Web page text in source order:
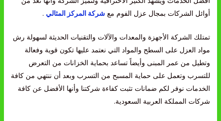
أوائل الشركات بمجال عزل الفوم مع شركة المركز المثالي .
تمتلك الشركة الأجهزة والمعدات والآلات والتقنيات الحديثة لسهولة رش
مواد العزل على السطح والمواد التي نعتمد عليها تكون قوية وفعالة
وتطيل من عمر المبنى وأيضاً تساعد بحماية الخزانات من التعرض
للتسرب وتعمل على حماية المسبح من التسرب وبعد أن ننتهي من كافة
الخدمات نوفر لكم ضمانات تثبت كفاءة شركتنا وأنها الأفضل عن كافة
شركات المملكة العربية السعودية.